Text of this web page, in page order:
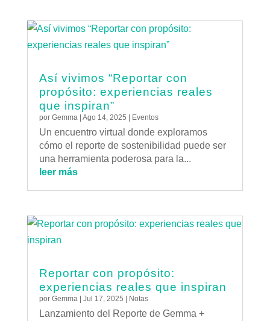
Así vivimos “Reportar con
propósito: experiencias reales
que inspiran”
por Gemma| Ago 14, 2025 Eventos
Un encuentro virtual donde exploramos
cómo el reporte de sostenibilidad puede ser
una herramienta poderosa para la...
leer más
Reportar con propósito:
experiencias reales que inspiran
por Gemma| Jul 17, 2025 Notas
Lanzamiento del Reporte de Gemma +